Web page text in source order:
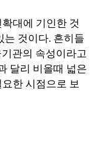
대에 기인한 것
는 것이다. 흔히들
관의 속성이라고
달리 비올때 넓은
한 시점으로 보